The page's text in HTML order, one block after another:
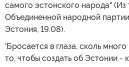
самого эстонского народа" (Из
Объединенной народной
Эстония, 19.08).
'Бросается в глаза, сколь
то, чтобы создать об Эстонии -